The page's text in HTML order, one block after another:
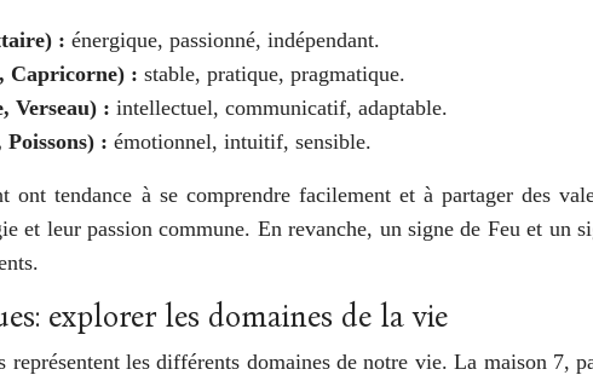
: énergique, passionné, indépendant.
Capricorne) : stable, pratique, pragmatique.
Verseau) : intellectuel, communicatif, adaptable.
: émotionnel, intuitif, sensible.
ont tendance à se comprendre facilement et à partager des
et leur passion commune. En revanche, un signe de Feu et
explorer les domaines de la vie
représentent les différents domaines de notre vie. La maison 7,